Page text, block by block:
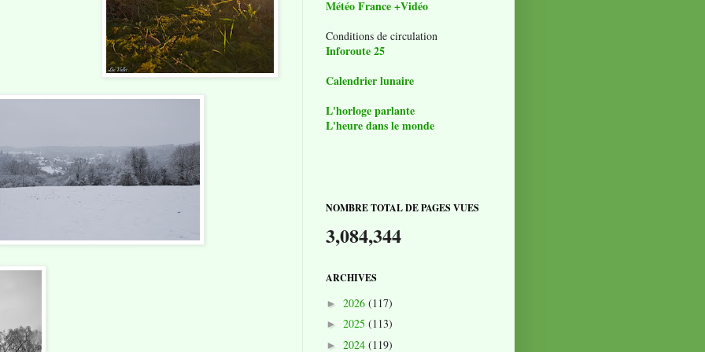
Météo France +Vidéo
Conditions de circulation
Inforoute 25
Calendrier lunaire
L'horloge parlante
L'heure dans le monde
NOMBRE TOTAL DE PAGES VUES
3,084,344
ARCHIVES
► 2026 (117)
► 2025 (113)
► 2024 (119)